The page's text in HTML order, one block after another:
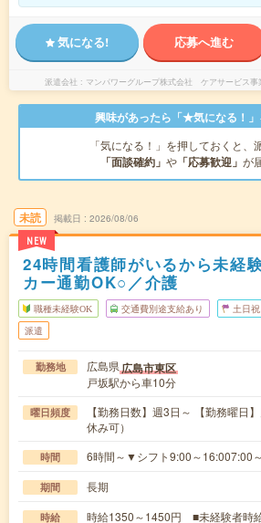
気になる! 応募へ進む
派遣会社 マンパワーグループ株式会社 ケアサービス事
興味があったら「★気になる！」
「気になる！」を押しておくと、
「面談確約」 や 「応募歓迎」 が
未読
NEW
掲載日 2026/08/06
24時間看護師がいるから未経
カー通勤OK○／介護
職種未経験OK 交通費別途支給あり 土日
派遣
勤務地 広島県広島市東区
戸坂駅から車10分
曜日頻度
【勤務日数】週3日～ 【勤務曜日
休み可）
時間 6時間～▼シフト9:00～16:007:00
期間 長期
時給
時給1350～1450円 ■未経験者時